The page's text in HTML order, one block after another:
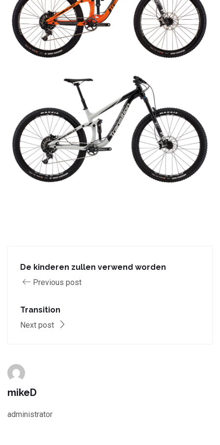
De kinderen zullen verwend worden
Previous post
Transition
Next post
mikeD
administrator